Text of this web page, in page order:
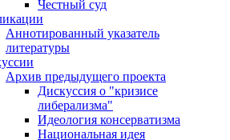
Честный суд
Аннотированный указатель
литературы
Архив предыдущего проекта
Дискуссия о "кризисе
либерализма"
Идеология консерватизма
Национальная идея